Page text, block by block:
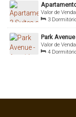
235.00m² ,
Vista
Valor de Venda
Conceição,
3
Sala(s) , 3
233.00m²
Park
Valor de Venda
Conceição,
4